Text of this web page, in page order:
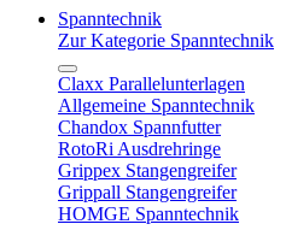
Spanntechnik
Zur Kategorie Spanntechnik
Claxx Parallelunterlagen
Allgemeine Spanntechnik
Chandox Spannfutter
RotoRi Ausdrehringe
Grippex Stangengreifer
Grippall Stangengreifer
HOMGE Spanntechnik